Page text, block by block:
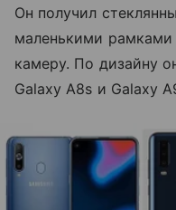
Он получил
маленькими
камеру. По дизайну
Galaxy A8s и Galaxy